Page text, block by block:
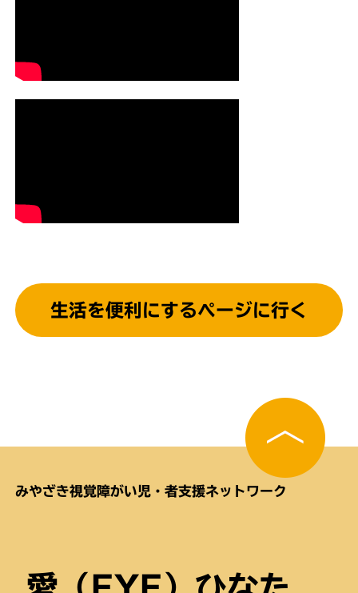
生活を便利にするページに行く
みやざき視覚障がい児・者支援ネットワーク